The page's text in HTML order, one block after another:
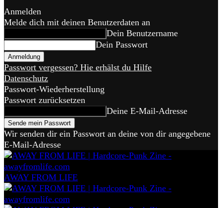
Anmelden
Melde dich mit deinen Benutzerdaten an
Dein Benutzername
Dein Passwort
Passwort vergessen? Hie erhälst du Hilfe
Datenschutz
Passwort-Wiederherstellung
Passwort zurücksetzen
Deine E-Mail-Adresse
Wir senden dir ein Passwort an deine von dir angegebene
E-Mail-Adresse
AWAY FROM LIFE